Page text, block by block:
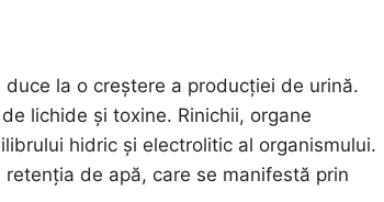
la o creștere a producției de urină.
lichide și toxine. Rinichii, organe
hidric și electrolitic al organismului.
de apă, care se manifestă prin